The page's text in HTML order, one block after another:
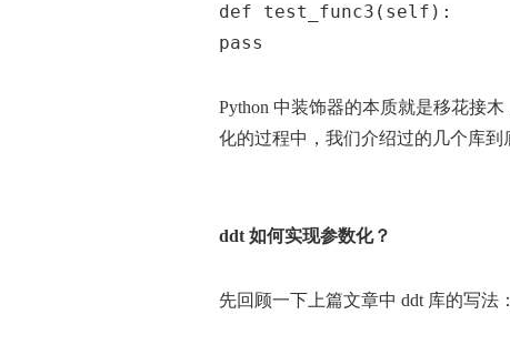
def test_func3(self):
pass
Python 中装饰器的本质就是移花接
化的过程中，我们介绍过的几个库到
ddt 如何实现参数化？
先回顾一下上篇文章中 ddt 库的写法：